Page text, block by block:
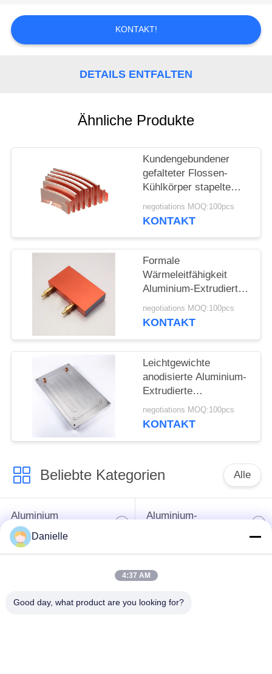
EIN
ANGEBOT
KONTAKT!
DETAILS ENTFALTEN
Ähnliche Produkte
Kundengebundener
gefalteter Flossen-
Kühlkörper stapelte
Flossen-Kupfer für
verschiedene Formen
negotiations MOQ:100pcs
KONTAKT
Formale
Wärmeleitfähigkeit
Aluminium-Extrudierte
Wärmeabnehmer mit
schwarzer
negotiations MOQ:100pcs
KONTAKT
Leichtgewichte
anodisierte Aluminium-
Extrudierte
Wärmespender mit
guter
negotiations MOQ:100pcs
KONTAKT
Beliebte Kategorien Alle
Aluminium
Druckguss
Aluminium-
Cnc-Drehteile
Danielle
4:37 AM
Good day, what product are you looking for?